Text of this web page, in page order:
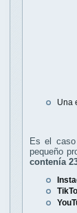
Una
Es el
pequeño
contenía